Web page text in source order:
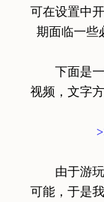
可在设置中
期面临一些
下面是一
视频，文字
由于游玩
可能，于是